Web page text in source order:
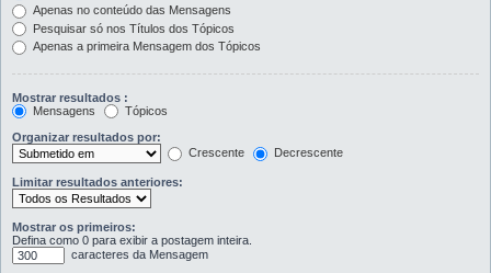
Apenas no conteúdo das Mensagens
Pesquisar só nos Títulos dos Tópicos
Apenas a primeira Mensagem dos Tópicos
Mostrar resultados :
Mensagens
Tópicos
Organizar resultados por:
Crescente
Decrescente
Limitar resultados anteriores:
Mostrar os primeiros:
Defina como 0 para exibir a postagem inteira.
caracteres da Mensagem